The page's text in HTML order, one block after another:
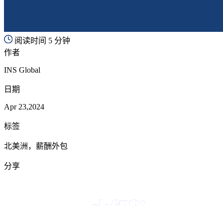
阅读时间 5 分钟
作者
INS Global
日期
Apr 23,2024
标签
北美洲，薪酬外包
分享